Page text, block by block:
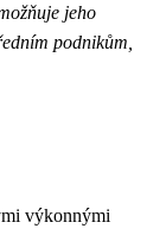
jeho
podnikům,
výkonnými